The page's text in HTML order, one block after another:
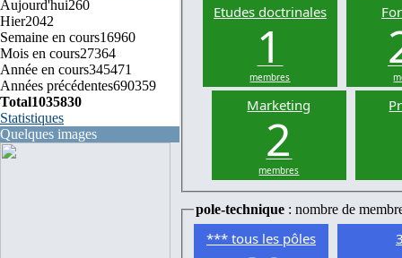
Aujourd'hui260
Hier2042
Semaine en cours16960
Mois en cours27364
Année en cours345471
Années précédentes690359
Total1035830
Statistiques
Quelques images
Etudes doctrinales
1
membres
Marketing
2
membres
pole-technique : nombre de
*** tous les pôles